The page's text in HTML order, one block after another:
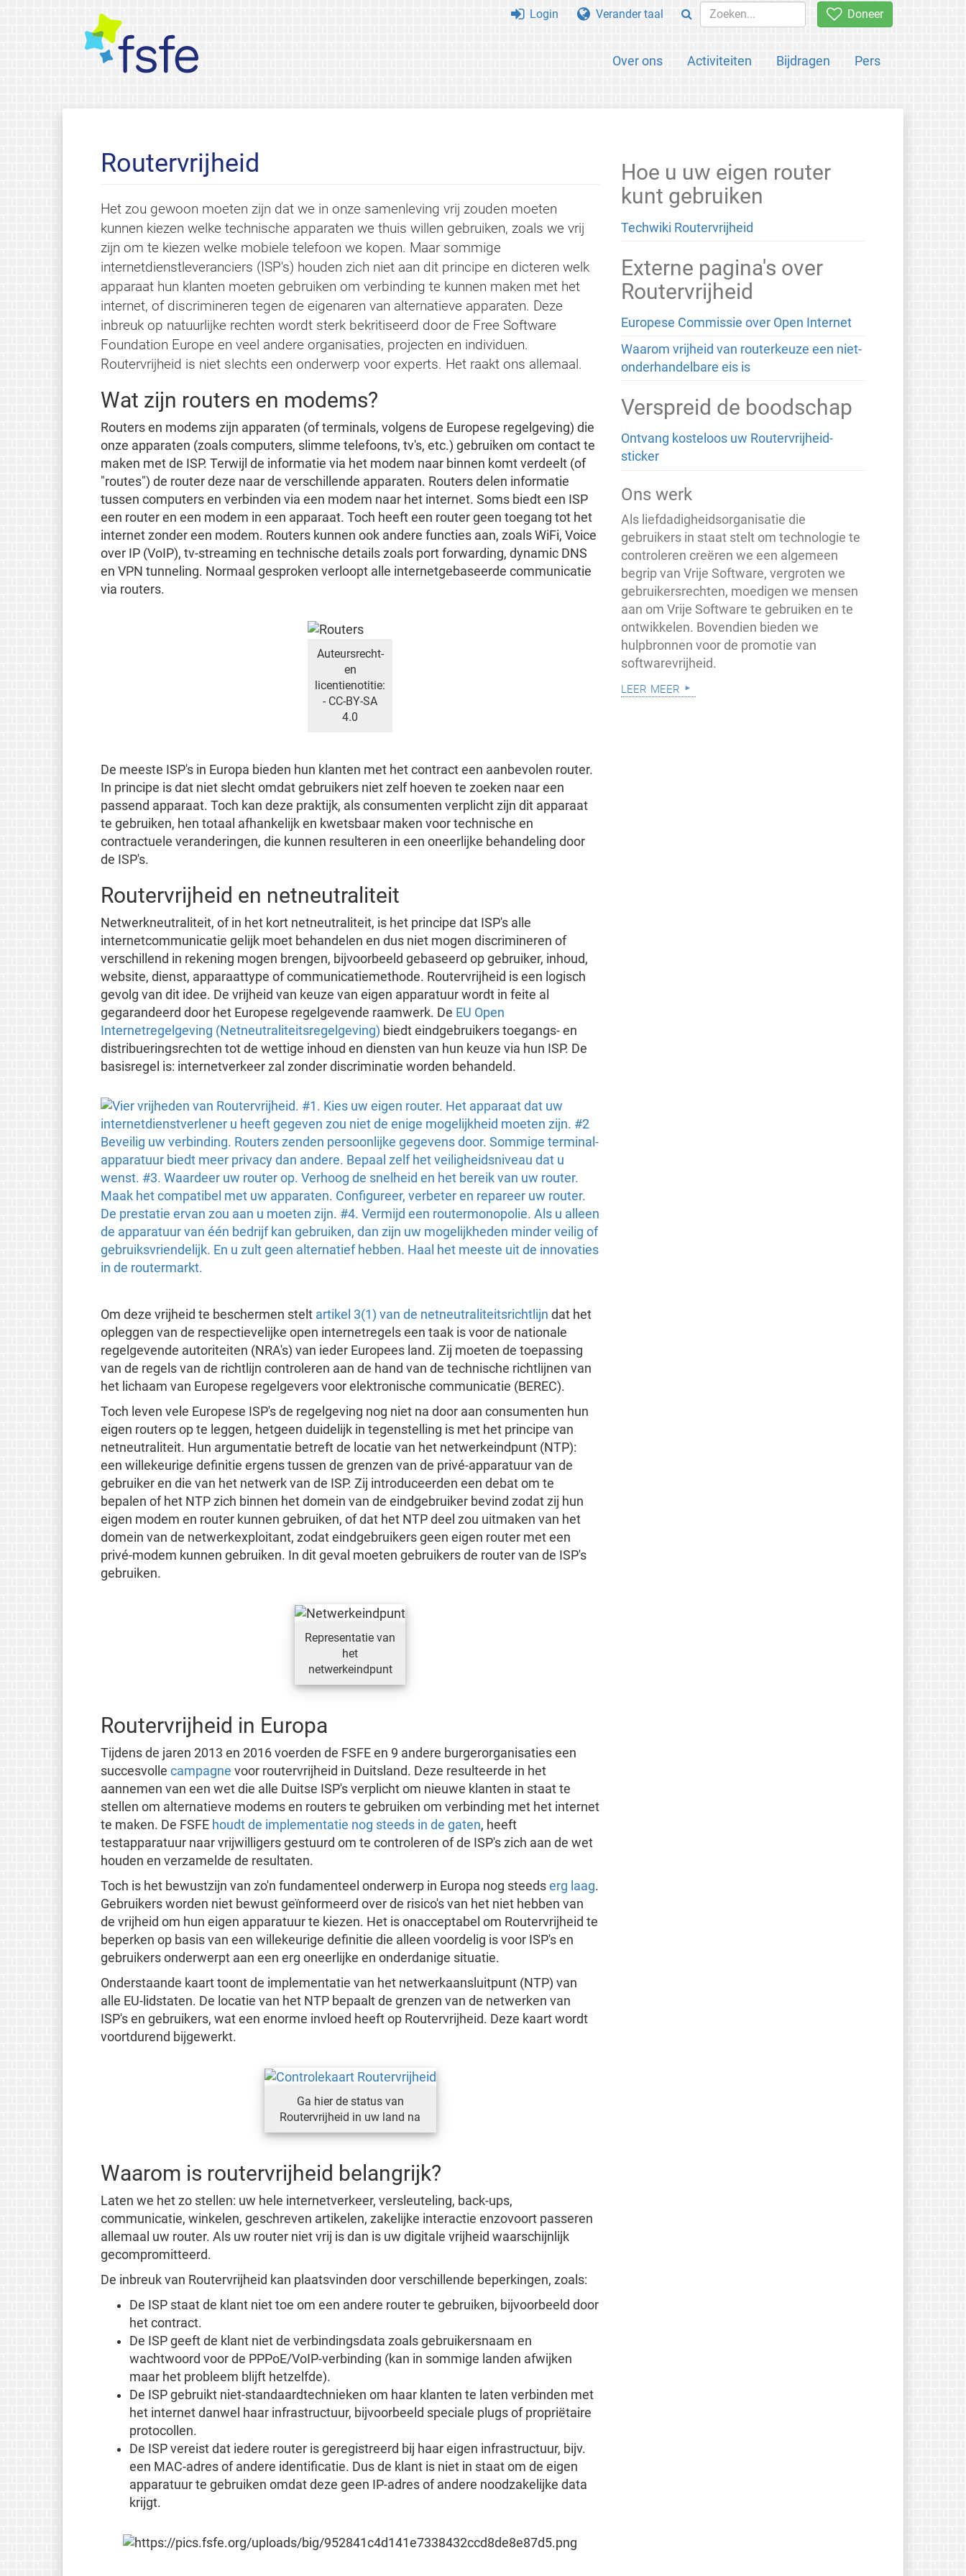
Doneer
Over ons Activiteiten Bijdragen Pers
Login Verander taal
Routervrijheid
Het zou gewoon moeten zijn dat we in onze samenleving vrij zouden moeten
kunnen kiezen welke technische apparaten we thuis willen gebruiken, zoals we vrij
zijn om te kiezen welke mobiele telefoon we kopen. Maar sommige
internetdienstleveranciers (ISP's) houden zich niet aan dit principe en dicteren welk
apparaat hun klanten moeten gebruiken om verbinding te kunnen maken met het
internet, of discrimineren tegen de eigenaren van alternatieve apparaten. Deze
inbreuk op natuurlijke rechten wordt sterk bekritiseerd door de Free Software
Foundation Europe en veel andere organisaties, projecten en individuen.
Routervrijheid is niet slechts een onderwerp voor experts. Het raakt ons allemaal.
Wat zijn routers en modems?
Routers en modems zijn apparaten (of terminals, volgens de Europese regelgeving) die
onze apparaten (zoals computers, slimme telefoons, tv's, etc.) gebruiken om contact te
maken met de ISP. Terwijl de informatie via het modem naar binnen komt verdeelt (of
"routes") de router deze naar de verschillende apparaten. Routers delen informatie
tussen computers en verbinden via een modem naar het internet. Soms biedt een ISP
een router en een modem in een apparaat. Toch heeft een router geen toegang tot het
internet zonder een modem. Routers kunnen ook andere functies aan, zoals WiFi, Voice
over IP (VoIP), tv-streaming en technische details zoals port forwarding, dynamic DNS
en VPN tunneling. Normaal gesproken verloopt alle internetgebaseerde communicatie
via routers.
Auteursrecht-
en
licentienotitie:
- CC-BY-SA
4.0
De meeste ISP's in Europa bieden hun klanten met het contract een aanbevolen router.
In principe is dat niet slecht omdat gebruikers niet zelf hoeven te zoeken naar een
passend apparaat. Toch kan deze praktijk, als consumenten verplicht zijn dit apparaat
te gebruiken, hen totaal afhankelijk en kwetsbaar maken voor technische en
contractuele veranderingen, die kunnen resulteren in een oneerlijke behandeling door
de ISP's.
Routervrijheid en netneutraliteit
Netwerkneutraliteit, of in het kort netneutraliteit, is het principe dat ISP's alle
internetcommunicatie gelijk moet behandelen en dus niet mogen discrimineren of
verschillend in rekening mogen brengen, bijvoorbeeld gebaseerd op gebruiker, inhoud,
website, dienst, apparaattype of communicatiemethode. Routervrijheid is een logisch
gevolg van dit idee. De vrijheid van keuze van eigen apparatuur wordt in feite al
gegarandeerd door het Europese regelgevende raamwerk. De EU Open
Internetregelgeving (Netneutraliteitsregelgeving) biedt eindgebruikers toegangs- en
distribueringsrechten tot de wettige inhoud en diensten van hun keuze via hun ISP. De
basisregel is: internetverkeer zal zonder discriminatie worden behandeld.
Om deze vrijheid te beschermen stelt artikel 3(1) van de netneutraliteitsrichtlijn dat het
opleggen van de respectievelijke open internetregels een taak is voor de nationale
regelgevende autoriteiten (NRA's) van ieder Europees land. Zij moeten de toepassing
van de regels van de richtlijn controleren aan de hand van de technische richtlijnen van
het lichaam van Europese regelgevers voor elektronische communicatie (BEREC).
Toch leven vele Europese ISP's de regelgeving nog niet na door aan consumenten hun
eigen routers op te leggen, hetgeen duidelijk in tegenstelling is met het principe van
netneutraliteit. Hun argumentatie betreft de locatie van het netwerkeindpunt (NTP):
een willekeurige definitie ergens tussen de grenzen van de privé-apparatuur van de
gebruiker en die van het netwerk van de ISP. Zij introduceerden een debat om te
bepalen of het NTP zich binnen het domein van de eindgebruiker bevind zodat zij hun
eigen modem en router kunnen gebruiken, of dat het NTP deel zou uitmaken van het
domein van de netwerkexploitant, zodat eindgebruikers geen eigen router met een
privé-modem kunnen gebruiken. In dit geval moeten gebruikers de router van de ISP's
gebruiken.
Representatie van
het
netwerkeindpunt
Routervrijheid in Europa
Tijdens de jaren 2013 en 2016 voerden de FSFE en 9 andere burgerorganisaties een
succesvolle campagne voor routervrijheid in Duitsland. Deze resulteerde in het
aannemen van een wet die alle Duitse ISP's verplicht om nieuwe klanten in staat te
stellen om alternatieve modems en routers te gebruiken om verbinding met het internet
te maken. De FSFE houdt de implementatie nog steeds in de gaten, heeft
testapparatuur naar vrijwilligers gestuurd om te controleren of de ISP's zich aan de wet
houden en verzamelde de resultaten.
Toch is het bewustzijn van zo'n fundamenteel onderwerp in Europa nog steeds erg laag.
Gebruikers worden niet bewust geïnformeerd over de risico's van het niet hebben van
de vrijheid om hun eigen apparatuur te kiezen. Het is onacceptabel om Routervrijheid te
beperken op basis van een willekeurige definitie die alleen voordelig is voor ISP's en
gebruikers onderwerpt aan een erg oneerlijke en onderdanige situatie.
Onderstaande kaart toont de implementatie van het netwerkaansluitpunt (NTP) van
alle EU-lidstaten. De locatie van het NTP bepaalt de grenzen van de netwerken van
ISP's en gebruikers, wat een enorme invloed heeft op Routervrijheid. Deze kaart wordt
voortdurend bijgewerkt.
Ga hier de status van
Routervrijheid in uw land na
Waarom is routervrijheid belangrijk?
Laten we het zo stellen: uw hele internetverkeer, versleuteling, back-ups,
communicatie, winkelen, geschreven artikelen, zakelijke interactie enzovoort passeren
allemaal uw router. Als uw router niet vrij is dan is uw digitale vrijheid waarschijnlijk
gecompromitteerd.
De inbreuk van Routervrijheid kan plaatsvinden door verschillende beperkingen, zoals:
De ISP staat de klant niet toe om een andere router te gebruiken, bijvoorbeeld door
het contract.
De ISP geeft de klant niet de verbindingsdata zoals gebruikersnaam en
wachtwoord voor de PPPoE/VoIP-verbinding (kan in sommige landen afwijken
maar het probleem blijft hetzelfde).
De ISP gebruikt niet-standaardtechnieken om haar klanten te laten verbinden met
het internet danwel haar infrastructuur, bijvoorbeeld speciale plugs of propriëtaire
protocollen.
De ISP vereist dat iedere router is geregistreerd bij haar eigen infrastructuur, bijv.
een MAC-adres of andere identificatie. Dus de klant is niet in staat om de eigen
apparatuur te gebruiken omdat deze geen IP-adres of andere noodzakelijke data
krijgt.
Hoe u uw eigen router
kunt gebruiken
Techwiki Routervrijheid
Externe pagina's over
Routervrijheid
Europese Commissie over Open Internet
Waarom vrijheid van routerkeuze een niet-
onderhandelbare eis is
Verspreid de boodschap
Ontvang kosteloos uw Routervrijheid-
sticker
Ons werk
Als liefdadigheidsorganisatie die
gebruikers in staat stelt om technologie te
controleren creëren we een algemeen
begrip van Vrije Software, vergroten we
gebruikersrechten, moedigen we mensen
aan om Vrije Software te gebruiken en te
ontwikkelen. Bovendien bieden we
hulpbronnen voor de promotie van
softwarevrijheid.
leer meer